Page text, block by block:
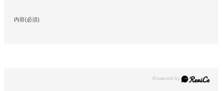
内容(必須)